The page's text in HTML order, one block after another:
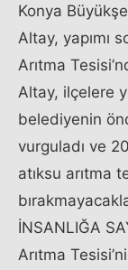
Konya
Altay, yapımı
Arıtma
Altay, ilçelere
belediyenin
vurguladı ve
atıksu arıtma
İNSANLIĞA
Arıtma